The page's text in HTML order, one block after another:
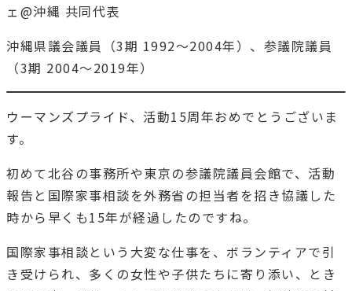
ェ@沖縄 共同代表
沖縄県議会議員（3期 1992～2004年）、参議院議員
（3期 2004～2019年）
ウーマンズプライド、活動15周年おめでとうございま
す。
初めて北谷の事務所や東京の参議院議員会館で、活動
報告と国際家事相談を外務省の担当者を招き協議した
時から早くも15年が経過したのですね。
国際家事相談という大変な仕事を、ボランティアで引
き受けられ、多くの女性や子供たちに寄り添い、とき